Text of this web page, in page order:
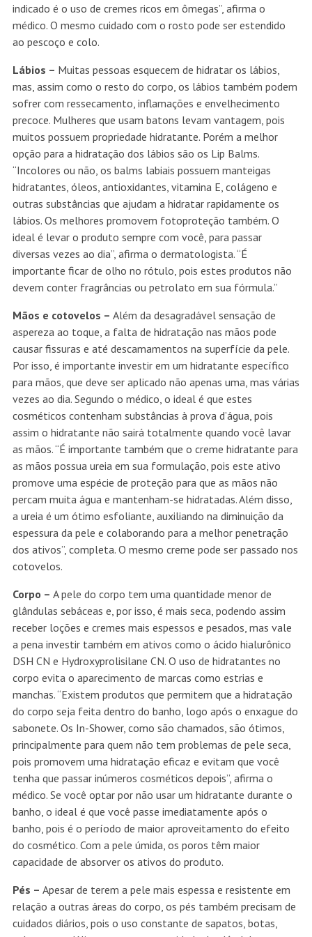
indicado é o uso de cremes ricos em ômegas”, afirma o
médico. O mesmo cuidado com o rosto pode ser estendido
ao pescoço e colo.
Lábios – Muitas pessoas esquecem de hidratar os lábios,
mas, assim como o resto do corpo, os lábios também podem
sofrer com ressecamento, inflamações e envelhecimento
precoce. Mulheres que usam batons levam vantagem, pois
muitos possuem propriedade hidratante. Porém a melhor
opção para a hidratação dos lábios são os Lip Balms.
“Incolores ou não, os balms labiais possuem manteigas
hidratantes, óleos, antioxidantes, vitamina E, colágeno e
outras substâncias que ajudam a hidratar rapidamente os
lábios. Os melhores promovem fotoproteção também. O
ideal é levar o produto sempre com você, para passar
diversas vezes ao dia”, afirma o dermatologista. “É
importante ficar de olho no rótulo, pois estes produtos não
devem conter fragrâncias ou petrolato em sua fórmula.”
Mãos e cotovelos – Além da desagradável sensação de
aspereza ao toque, a falta de hidratação nas mãos pode
causar fissuras e até descamamentos na superfície da pele.
Por isso, é importante investir em um hidratante específico
para mãos, que deve ser aplicado não apenas uma, mas várias
vezes ao dia. Segundo o médico, o ideal é que estes
cosméticos contenham substâncias à prova d’água, pois
assim o hidratante não sairá totalmente quando você lavar
as mãos. “É importante também que o creme hidratante para
as mãos possua ureia em sua formulação, pois este ativo
promove uma espécie de proteção para que as mãos não
percam muita água e mantenham-se hidratadas. Além disso,
a ureia é um ótimo esfoliante, auxiliando na diminuição da
espessura da pele e colaborando para a melhor penetração
dos ativos”, completa. O mesmo creme pode ser passado nos
cotovelos.
Corpo – A pele do corpo tem uma quantidade menor de
glândulas sebáceas e, por isso, é mais seca, podendo assim
receber loções e cremes mais espessos e pesados, mas vale
a pena investir também em ativos como o ácido hialurônico
DSH CN e Hydroxyprolisilane CN. O uso de hidratantes no
corpo evita o aparecimento de marcas como estrias e
manchas. “Existem produtos que permitem que a hidratação
do corpo seja feita dentro do banho, logo após o enxague do
sabonete. Os In-Shower, como são chamados, são ótimos,
principalmente para quem não tem problemas de pele seca,
pois promovem uma hidratação eficaz e evitam que você
tenha que passar inúmeros cosméticos depois”, afirma o
médico. Se você optar por não usar um hidratante durante o
banho, o ideal é que você passe imediatamente após o
banho, pois é o período de maior aproveitamento do efeito
do cosmético. Com a pele úmida, os poros têm maior
capacidade de absorver os ativos do produto.
Pés – Apesar de terem a pele mais espessa e resistente em
relação a outras áreas do corpo, os pés também precisam de
cuidados diários, pois o uso constante de sapatos, botas,